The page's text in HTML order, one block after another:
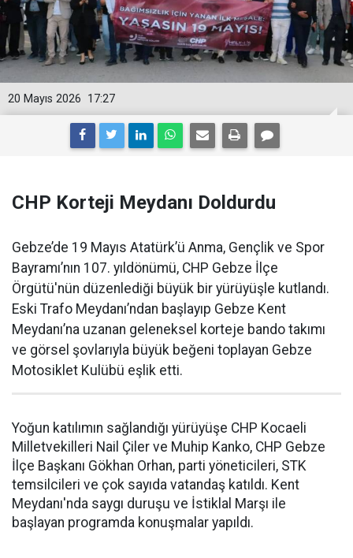
17:27
20 Mayıs 2026
CHP Korteji Meydanı Doldurdu
Gebze’de 19 Mayıs Atatürk’ü Anma, Gençlik ve Spor
Bayramı’nın 107. yıldönümü, CHP Gebze İlçe
Örgütü'nün düzenlediği büyük bir yürüyüşle kutlandı.
Eski Trafo Meydanı’ndan başlayıp Gebze Kent
Meydanı’na uzanan geleneksel korteje bando takımı
ve görsel şovlarıyla büyük beğeni toplayan Gebze
Motosiklet Kulübü eşlik etti.
Yoğun katılımın sağlandığı yürüyüşe CHP Kocaeli
Milletvekilleri Nail Çiler ve Muhip Kanko, CHP Gebze
İlçe Başkanı Gökhan Orhan, parti yöneticileri, STK
temsilcileri ve çok sayıda vatandaş katıldı. Kent
Meydanı'nda saygı duruşu ve İstiklal Marşı ile
başlayan programda konuşmalar yapıldı.